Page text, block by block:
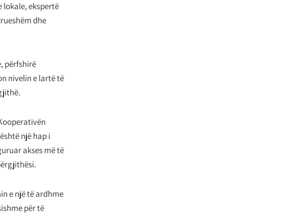
lokale, ekspertë
dhe
përfshirë
nivelin e lartë të
një hap i
akses më të
e një të ardhme
për të